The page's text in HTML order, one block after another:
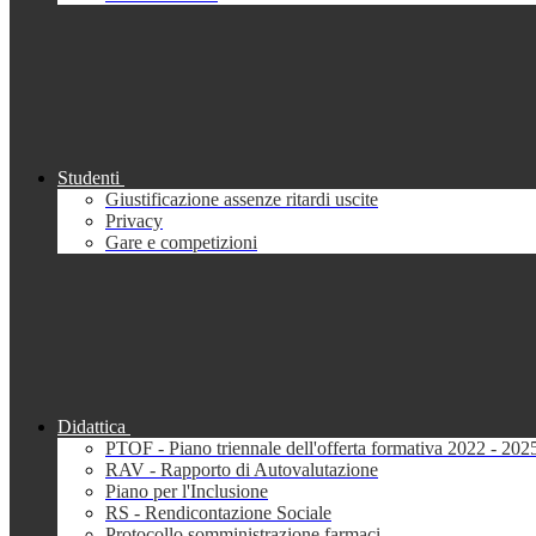
Studenti
Giustificazione assenze ritardi uscite
Privacy
Gare e competizioni
Didattica
PTOF - Piano triennale dell'offerta formativa 2022 -
RAV - Rapporto di Autovalutazione
Piano per l'Inclusione
RS - Rendicontazione Sociale